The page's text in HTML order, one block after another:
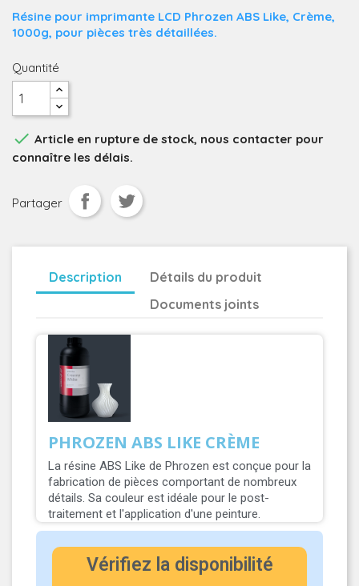
Résine pour imprimante LCD Phrozen ABS Like, Crème,
1000g, pour pièces très détaillées.
Quantité
 Article en rupture de stock, nous contacter pour
connaître les délais.
Partager
Description
Détails du produit
Documents joints
PHROZEN ABS LIKE CRÈME
La résine ABS Like de Phrozen est conçue pour la
fabrication de pièces comportant de nombreux
détails. Sa couleur est idéale pour le post-
traitement et l'application d'une peinture.
Vérifiez la disponibilité